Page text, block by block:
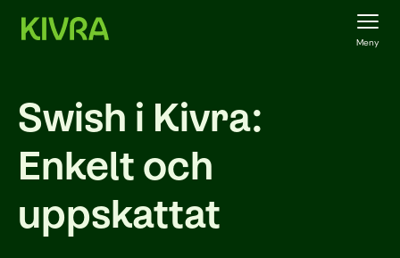
Meny
Swish i Kivra:
Enkelt och
uppskattat